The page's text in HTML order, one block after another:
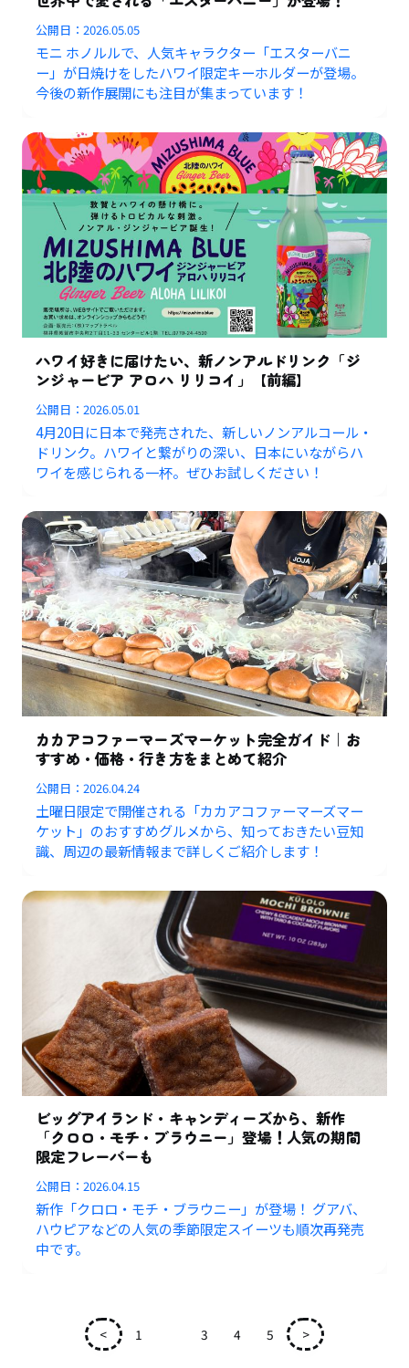
公開日：2026.05.05
モニ ホノルルで、人気キャラクター「エスターバニ
ー」が日焼けをしたハワイ限定キーホルダーが登場。
今後の新作展開にも注目が集まっています！
ハワイ好きに届けたい、新ノンアルドリンク「ジ
ンジャービア アロハ リリコイ」【前編】
公開日：2026.05.01
4月20日に日本で発売された、新しいノンアルコール・
ドリンク。ハワイと繋がりの深い、日本にいながらハ
ワイを感じられる一杯。ぜひお試しください！
カカアコファーマーズマーケット完全ガイド｜お
すすめ・価格・行き方をまとめて紹介
公開日：2026.04.24
土曜日限定で開催される「カカアコファーマーズマー
ケット」のおすすめグルメから、知っておきたい豆知
識、周辺の最新情報まで詳しくご紹介します！
ビッグアイランド・キャンディーズから、新作
「クロロ・モチ・ブラウニー」登場！人気の期間
限定フレーバーも
公開日：2026.04.15
新作「クロロ・モチ・ブラウニー」が登場！ グアバ、
ハウピアなどの人気の季節限定スイーツも順次再発売
中です。
< 1 3 4 5 >